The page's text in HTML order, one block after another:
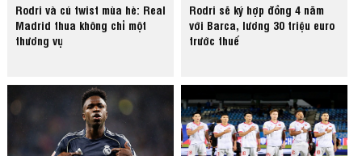
Rodri và cú twist mùa hè: Real
Madrid thua không chỉ một
thương vụ
Rodri sẽ ký hợp đồng 4 năm
với Barca, lương 30 triệu euro
trước thuế